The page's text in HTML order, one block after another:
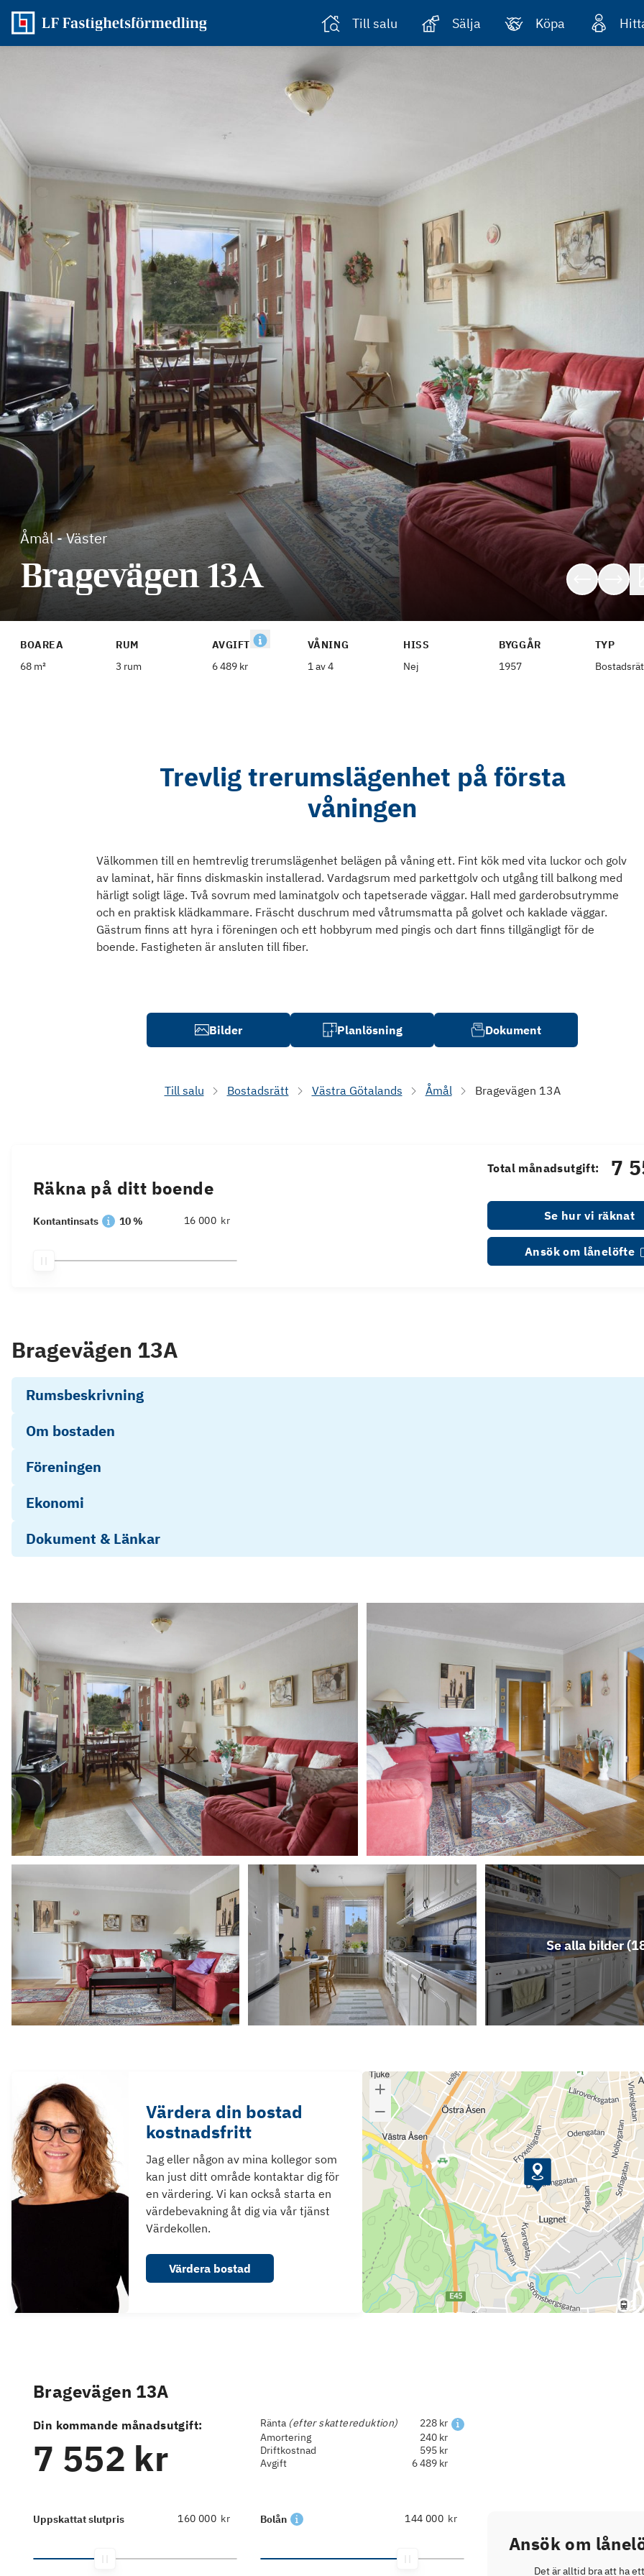
Till salu Sälja Köpa
Åmål-Väster
Bragevägen 13A
BOAREA
68 m²
RUM
3 rum
AVGIFT
6 489 kr
VÅNING
1 av 4
HISS
Nej
BYGGÅR
1957
TYP
Trevlig trerumslägenhet på första
våningen
Välkommen till en hemtrevlig trerumslägenhet belägen på våning ett. Fint kök med vita luckor och golv
av laminat, här finns diskmaskin installerad. Vardagsrum med parkettgolv och utgång till balkong med
härligt soligt läge. Två sovrum med laminatgolv och tapetserade väggar. Hall med garderobsutrymme
och en praktisk klädkammare. Fräscht duschrum med våtrumsmatta på golvet och kaklade väggar.
Gästrum finns att hyra i föreningen och ett hobbyrum med pingis och dart finns tillgängligt för de
boende. Fastigheten är ansluten till fiber.
Bilder Planlösning Dokument
Till salu Bostadsrätt Västra Götalands Åmål Bragevägen 13A
Räkna på ditt boende
Kontantinsats 10 % kr
Total månadsutgift: 7
Se hur vi räknat
Ansök om lånelöfte
Bragevägen 13A
Rumsbeskrivning
Om bostaden
Föreningen
Ekonomi
Dokument & Länkar
Årsredovisning 2023
Se alla bilder (
Värdera din bostad
kostnadsfritt
Jag eller någon av mina kollegor som
kan just ditt område kontaktar dig för
en värdering. Vi kan också starta en
värdebevakning åt dig via vår tjänst
Värdekollen.
Värdera bostad
Bragevägen 13A
Din kommande månadsutgift:
7 552 kr
Ränta (efter skattereduktion)
228 kr
Amortering
240 kr
Driftkostnad
595 kr
Avgift
6 489 kr
Uppskattat slutpris kr Bolån kr
Ansök om
Det är alltid bra att ha ett